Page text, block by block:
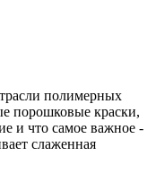
полимерных
порошковые краски,
и что самое важное -
слаженная